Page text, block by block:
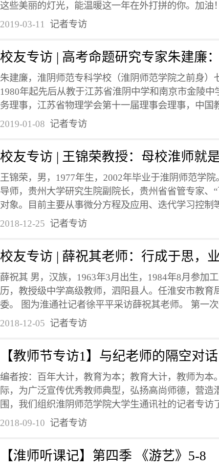
这些美丽的灯光，能温暖这一年在外打拼的你。加油
2019-03-11
记者专访
校友专访 | 高考命题研究专家朱建廉
朱建廉，淮阴师范专科学校（淮阴师范学院之前身）
1980年起先后从教于江苏省淮阴中学和南京市金陵
务理事，江苏省物理学会第十一届理事会理事，中国
2019-01-08 记者专访
校友专访 | 王锦荣教授：母校淮师就
王锦荣，男，1977年生，2002年毕业于淮阴师范学
导师，贵州大学研究生院副院长，贵州省省管专家、
对象。目前主要从事微分方程及应用、迭代学习控制
2018-12-25 记者专访
校友专访 | 薛祝其老师：行成于思，
薛祝其 男，汉族，1963年3月出生，1984年8月参加
历，教授级中学高级教师，泗阳县人。任淮安市教育
委。 图为淮通社记者徐平平采访薛祝其老师。 第一
2018-12-05 记者专访
【教师节专访1】与纪老师的隔空对话
编者按：百年大计，教育为本；教育大计，教师为本
际，为广泛宣传优秀教师典型，弘扬高尚师德，营造
围，我们组织淮阴师范学院大学生通讯社的记者专访
2018-09-10 记者专访
【淮师听课记】第四季 《游艺》5-8